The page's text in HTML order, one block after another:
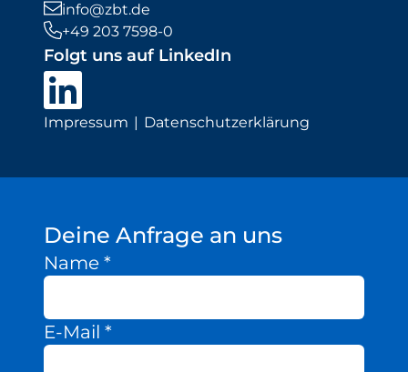
info@zbt.de
+49 203 7598-0
Folgt uns auf LinkedIn
Impressum Datenschutzerklärung
Deine Anfrage an uns
Name *
E-Mail *